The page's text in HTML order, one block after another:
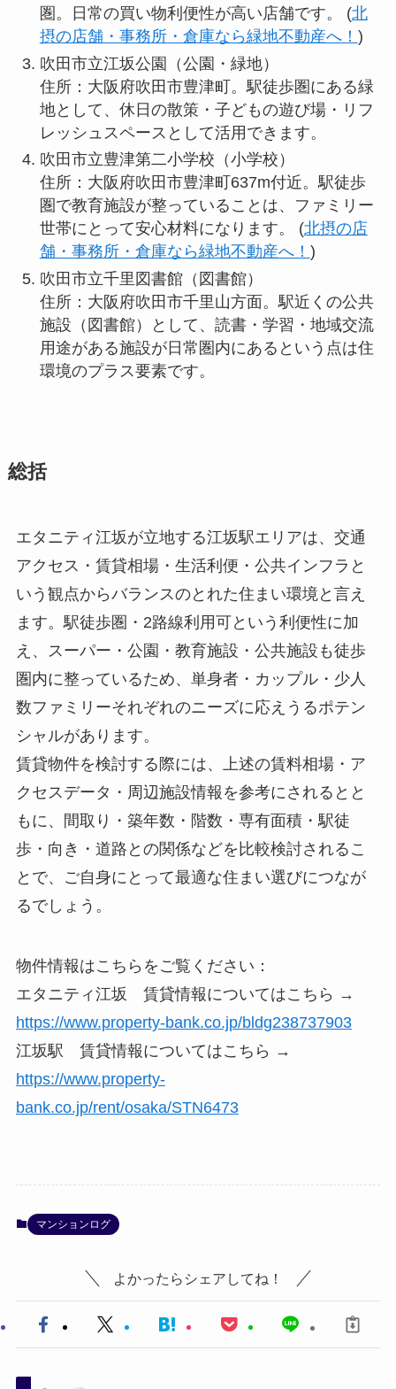
圏。日常の買い物利便性が高い店舗です。 (北
摂の店舗・事務所・倉庫なら緑地不動産へ！ )
吹田市立江坂公園（公園・緑地）
住所：大阪府吹田市豊津町。駅徒歩圏にある緑
地として、休日の散策・子どもの遊び場・リフ
レッシュスペースとして活用できます。
吹田市立豊津第二小学校（小学校）
住所：大阪府吹田市豊津町637m付近。駅徒歩
圏で教育施設が整っていることは、ファミリー
世帯にとって安心材料になります。 (北摂の店
舗・事務所・倉庫なら緑地不動産へ！ )
吹田市立千里図書館（図書館）
住所：大阪府吹田市千里山方面。駅近くの公共
施設（図書館）として、読書・学習・地域交流
用途がある施設が日常圏内にあるという点は住
環境のプラス要素です。
総括
エタニティ江坂が立地する江坂駅エリアは、交通
アクセス・賃貸相場・生活利便・公共インフラと
いう観点からバランスのとれた住まい環境と言え
ます。駅徒歩圏・2路線利用可という利便性に加
え、スーパー・公園・教育施設・公共施設も徒歩
圏内に整っているため、単身者・カップル・少人
数ファミリーそれぞれのニーズに応えうるポテン
シャルがあります。
賃貸物件を検討する際には、上述の賃料相場・ア
クセスデータ・周辺施設情報を参考にされるとと
もに、間取り・築年数・階数・専有面積・駅徒
歩・向き・道路との関係などを比較検討されるこ
とで、ご自身にとって最適な住まい選びにつなが
るでしょう。
物件情報はこちらをご覧ください：
エタニティ江坂 賃貸情報についてはこちら →
https://www.property-bank.co.jp/bldg238737903
江坂駅 賃貸情報についてはこちら →
https://www.property-
bank.co.jp/rent/osaka/STN6473
マンションログ
よかったらシェアしてね！